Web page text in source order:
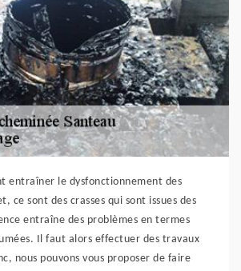
entraîner le dysfonctionnement des
ce sont des crasses qui sont issues des
entraîne des problèmes en termes
Il faut alors effectuer des travaux
nous pouvons vous proposer de faire